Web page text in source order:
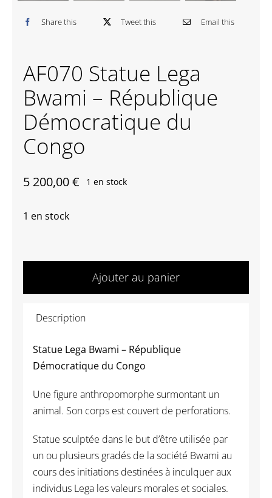
Share this Tweet this Email this
AF070 Statue Lega
Bwami – République
Démocratique du
Congo
5 200,00€ 1 en stock
1 en stock
de
-
République
Démocratique
du
Ajouter au panier
Description
Statue Lega Bwami – République
Démocratique du Congo
Une figure anthropomorphe surmontant un
animal. Son corps est couvert de perforations.
Statue sculptée dans le but d’être utilisée par
un ou plusieurs gradés de la société Bwami au
cours des initiations destinées à inculquer aux
individus Lega les valeurs morales et sociales.